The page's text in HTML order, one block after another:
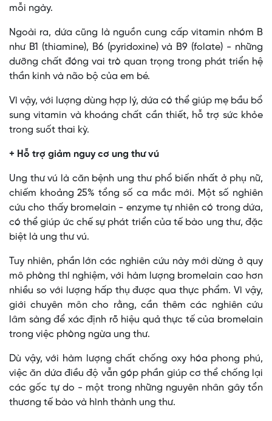
mỗi ngày.
Ngoài ra, dứa cũng là nguồn cung cấp vitamin nhóm B
như B1 (thiamine), B6 (pyridoxine) và B9 (folate) - những
dưỡng chất đóng vai trò quan trọng trong phát triển hệ
thần kinh và não bộ của em bé.
Vì vậy, với lượng dùng hợp lý, dứa có thể giúp mẹ bầu bổ
sung vitamin và khoáng chất cần thiết, hỗ trợ sức khỏe
trong suốt thai kỳ.
+ Hỗ trợ giảm nguy cơ ung thư vú
Ung thư vú là căn bệnh ung thư phổ biến nhất ở phụ nữ,
chiếm khoảng 25% tổng số ca mắc mới. Một số nghiên
cứu cho thấy bromelain - enzyme tự nhiên có trong dứa,
có thể giúp ức chế sự phát triển của tế bào ung thư, đặc
biệt là ung thư vú.
Tuy nhiên, phần lớn các nghiên cứu này mới dừng ở quy
mô phòng thí nghiệm, với hàm lượng bromelain cao hơn
nhiều so với lượng hấp thụ được qua thực phẩm. Vì vậy,
giới chuyên môn cho rằng, cần thêm các nghiên cứu
lâm sàng để xác định rõ hiệu quả thực tế của bromelain
trong việc phòng ngừa ung thư.
Dù vậy, với hàm lượng chất chống oxy hóa phong phú,
việc ăn dứa điều độ vẫn góp phần giúp cơ thể chống lại
các gốc tự do - một trong những nguyên nhân gây tổn
thương tế bào và hình thành ung thư.